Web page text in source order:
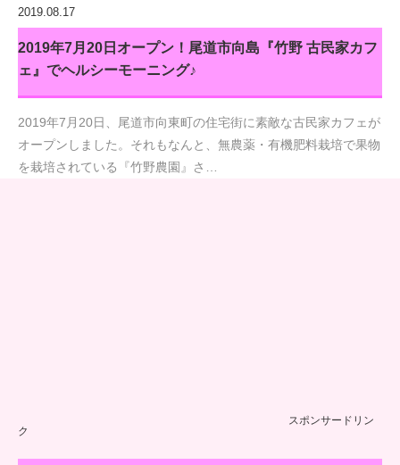
2019.08.17
2019年7月20日オープン！尾道市向島『竹野 古民家カフ
ェ』でヘルシーモーニング♪
2019年7月20日、尾道市向東町の住宅街に素敵な古民家カフェが
オープンしました。それもなんと、無農薬・有機肥料栽培で果物
を栽培されている『竹野農園』さ…
スポンサードリン
ク